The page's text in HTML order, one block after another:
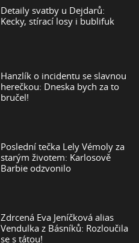
Detaily svatby u Dejdarů:
Kecky, stírací losy i bublifuk
Hanzlík o incidentu se slavnou
herečkou: Dneska bych za to
bručel!
Poslední tečka Lely Vémoly za
starým životem: Karlosově
Barbie odzvonilo
Zdrcená Eva Jeníčková alias
Vendulka z Básníků: Rozloučila
se s tátou!